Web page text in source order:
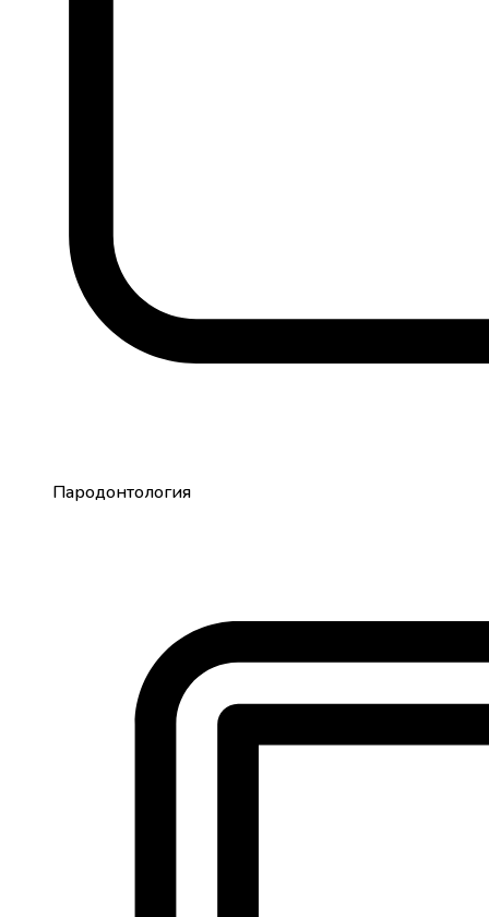
Пародонтология